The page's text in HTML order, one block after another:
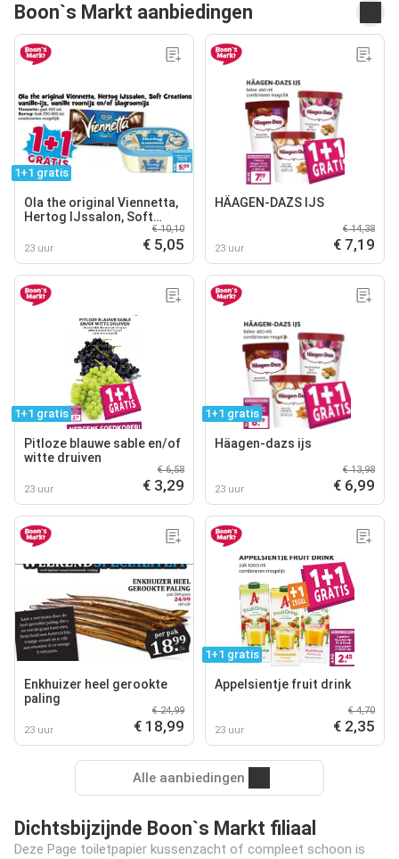
Boon`s Markt aanbiedingen
1+1 gratis
Ola the original Viennetta,
Hertog IJssalon, Soft
vanille roomijs en/of
23 uur
€ 10,10
€ 5,05
HÄAGEN-DAZS IJS
23 uur
€ 14,38
€ 7,19
1+1 gratis
Pitloze blauwe sable en/of
witte druiven
23 uur
€ 6,58
€ 3,29
1+1 gratis
Häagen-dazs ijs
23 uur
€ 13,98
€ 6,99
Enkhuizer heel gerookte
paling
23 uur
€ 24,99
€ 18,99
1+1 gratis
Appelsientje fruit drink
23 uur
€ 4,70
€ 2,35
Alle aanbiedingen
Dichtsbijzijnde Boon`s Markt filiaal
Deze Page toiletpapier kussenzacht of compleet schoon is